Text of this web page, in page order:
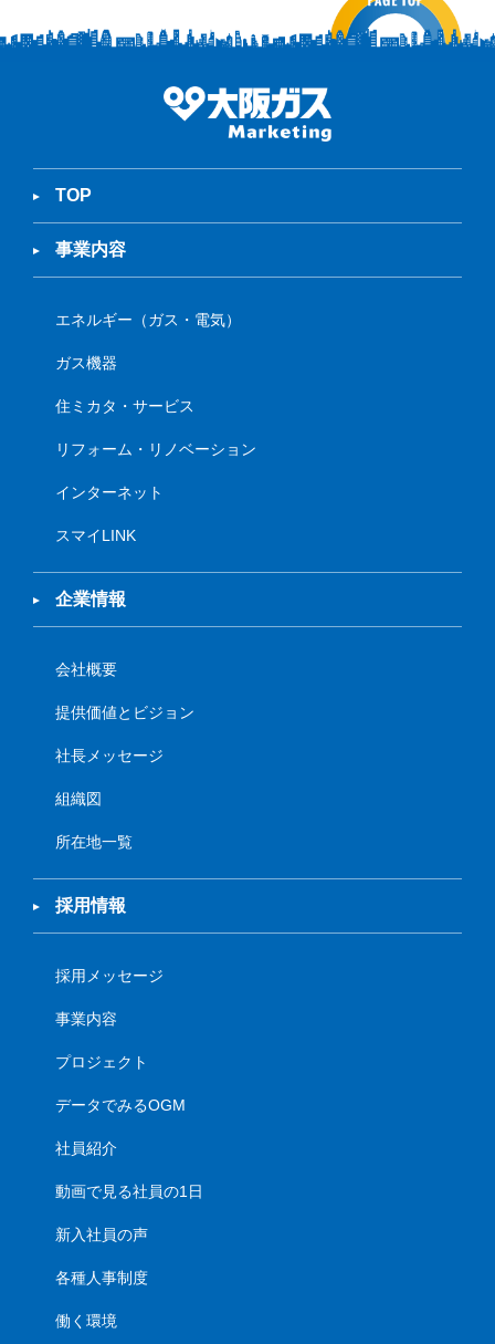
TOP
事業内容
エネルギー（ガス・電気）
ガス機器
住ミカタ・サービス
リフォーム・リノベーション
インターネット
スマイLINK
企業情報
会社概要
提供価値とビジョン
社長メッセージ
組織図
所在地一覧
採用情報
採用メッセージ
事業内容
プロジェクト
データでみるOGM
社員紹介
動画で見る社員の1日
新入社員の声
各種人事制度
働く環境